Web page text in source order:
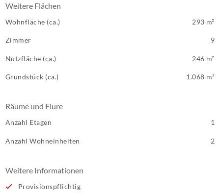
Weitere Flächen
Wohnfläche (ca.) 293 m²
Zimmer 9
Nutzfläche (ca.) 246 m²
Grundstück (ca.) 1.068 m²
Räume und Flure
Anzahl Etagen 1
Anzahl Wohneinheiten 2
Weitere Informationen
Provisionspflichtig